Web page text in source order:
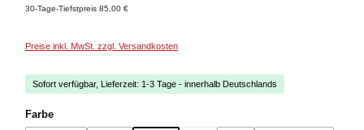
30-Tage-Tiefstpreis 85,00 €
Preise inkl. MwSt. zzgl. Versandkosten
Sofort verfügbar, Lieferzeit: 1-3 Tage - innerhalb Deutschlands
Farbeauswählen